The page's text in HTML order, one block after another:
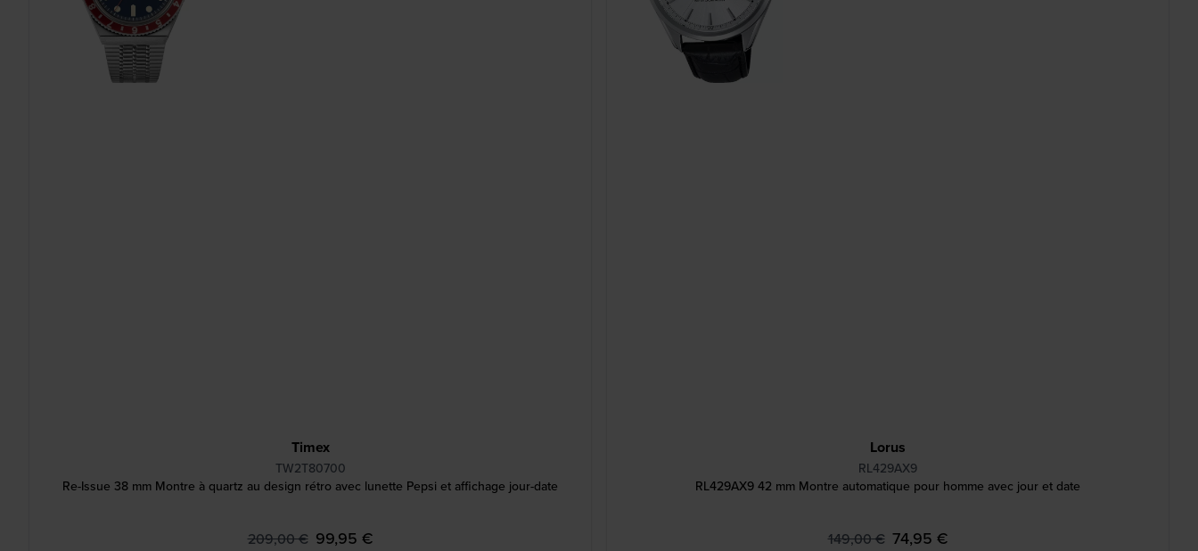
Timex
TW2T80700
Re-Issue 38 mm Montre à quartz au design rétro avec lunette Pepsi et affichage jour-date
209,00 € 99,95 €
Lorus
RL429AX9
RL429AX9 42 mm Montre automatique pour homme avec jour et date
149,00 € 74,95 €